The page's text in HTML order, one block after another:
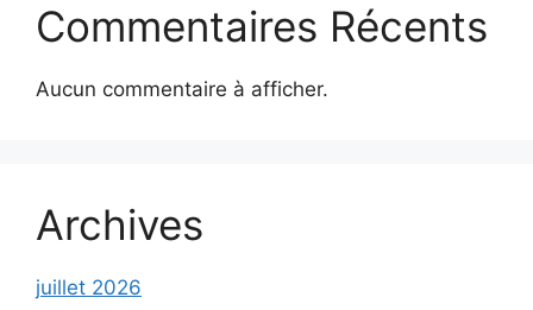
Commentaires Récents
Aucun commentaire à afficher.
Archives
juillet 2026